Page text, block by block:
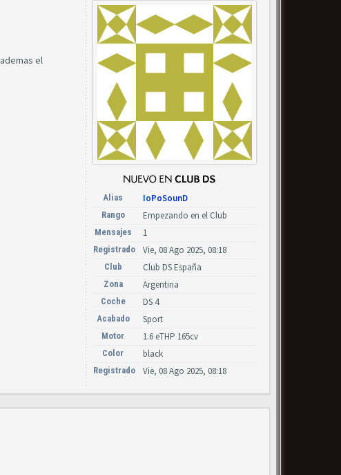
el
Alias IoPoSounD
Rango Empezando en el Club
Mensajes 1
Registrado Vie, 08 Ago 2025, 08:18
Club Club DS España
Zona Argentina
Coche DS 4
Acabado Sport
Motor 1.6 eTHP 165cv
Color black
Registrado Vie, 08 Ago 2025, 08:18